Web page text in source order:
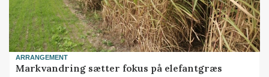
ARRANGEMENT
Markvandring sætter fokus på elefantgræs